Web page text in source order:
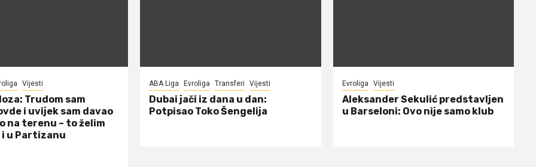
Vijesti
Trudom sam
i uvijek sam davao
na terenu – to želim
u Partizanu
ABA Liga Evroliga Transferi Vijesti
Dubai jači iz dana u dan:
Potpisao Toko Šengelija
Evroliga Vijesti
Aleksander Sekulić predstavljen
u Barseloni: Ovo nije samo klub